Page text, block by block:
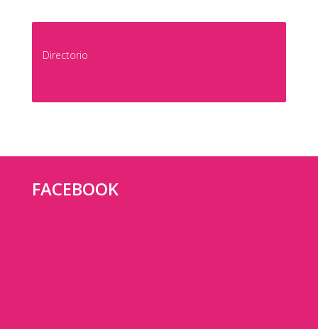
Directorio
FACEBOOK